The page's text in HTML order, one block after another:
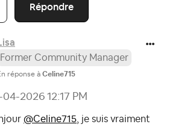
Répondre
Former Community Manager
réponse à Celine715
04-2026 12:17 PM
@Celine715 , je suis vraiment